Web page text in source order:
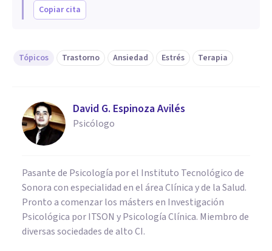
Copiar cita
Tópicos Trastorno Ansiedad Estrés Terapia
David G. Espinoza Avilés
Psicólogo
Pasante de Psicología por el Instituto Tecnológico de
Sonora con especialidad en el área Clínica y de la Salud.
Pronto a comenzar los másters en Investigación
Psicológica por ITSON y Psicología Clínica. Miembro de
diversas sociedades de alto CI.